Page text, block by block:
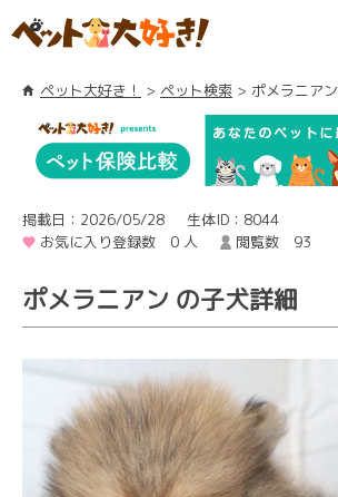
ペット大好き！ ペット検索 ポメラニアン
掲載日：2026/05/28
生体ID：8044
お気に入り登録数 0 人
閲覧数 93
ポメラニアン の子犬詳細